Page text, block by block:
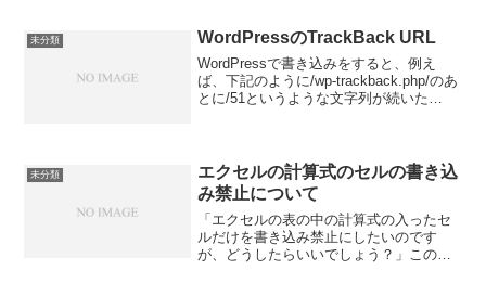
未分類 WordPressのTrackBack URL
WordPressで書き込みをすると、例え
ば、下記のように/wp-trackback.php/のあ
とに/51というような文字列が続いた
未分類
エクセルの計算式のセルの書き込
み禁止について
「エクセルの表の中の計算式の入ったセ
ルだけを書き込み禁止にしたいのです
が、どうしたらいいでしょう？」このよ